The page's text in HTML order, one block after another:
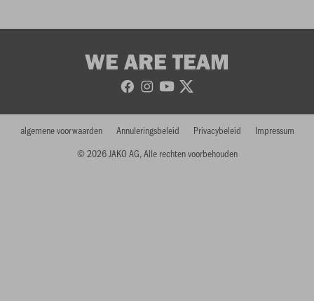
WE ARE TEAM
© 2026 JAKO AG, Alle rechten voorbehouden
algemene voorwaarden Annuleringsbeleid Privacybeleid Impressum